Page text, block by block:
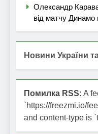
Олександр
від матчу Динамо
Новини України
Помилка RSS: A
`https://freezmi.io/
and content-type is